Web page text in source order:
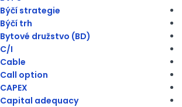
Býčí strategie
Býčí trh
Bytové družstvo (BD)
C/I
Cable
Call option
CAPEX
Capital adequacy